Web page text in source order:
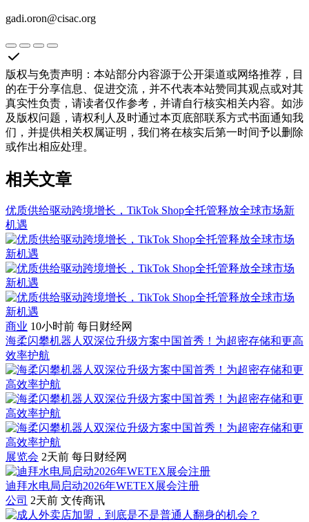
gadi.oron@cisac.org
版权与免责声明 ： 本站部分内容源于公开渠道或网络推荐，目
的在于分享信息、促进交流，并不代表本站赞同其观点或对其
真实性负责，请读者仅作参考，并请自行核实相关内容。如涉
及版权问题，请权利人及时通过本页底部联系方式书面通知我
们，并提供相关权属证明，我们将在核实后第一时间予以删除
或作出相应处理。
相关文章
优质供给驱动跨境增长，TikTok Shop全托管释放全球市场新
机遇
商业 10小时前 每日财经网
海柔闪攀机器人双深位升级方案中国首秀！为超密存储和更高
效率护航
展览会 2天前 每日财经网
迪拜水电局启动2026年WETEX展会注册
公司 2天前 文传商讯